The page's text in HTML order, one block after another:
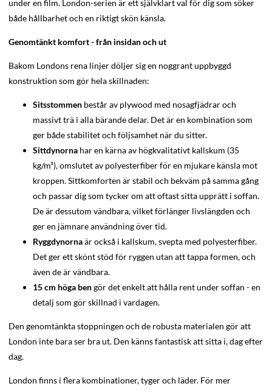
under en film. London-serien är ett självklart val för dig som söker
både hållbarhet och en riktigt skön känsla.
Genomtänkt komfort - från insidan och ut
Bakom Londons rena linjer döljer sig en noggrant uppbyggd
konstruktion som gör hela skillnaden:
Sitsstommen består av plywood med nosagfjädrar och
massivt trä i alla bärande delar. Det är en kombination som
ger både stabilitet och följsamhet när du sitter.
Sittdynorna har en kärna av högkvalitativt kallskum (35
kg/m³), omslutet av polyesterfiber för en mjukare känsla mot
kroppen. Sittkomforten är stabil och bekväm på samma gång
och passar dig som tycker om att oftast sitta upprätt i soffan.
De är dessutom vändbara, vilket förlänger livslängden och
ger en jämnare användning över tid.
Ryggdynornaär också i kallskum, svepta med polyesterfiber.
Det ger ett skönt stöd för ryggen utan att tappa formen, och
även de är vändbara.
15 cm höga bengör det enkelt att hålla rent under soffan - en
detalj som gör skillnad i vardagen.
Den genomtänkta stoppningen och de robusta materialen gör att
London inte bara ser bra ut. Den känns fantastisk att sitta i, dag efter
dag.
London finns i flera kombinationer, tyger och läder. För mer